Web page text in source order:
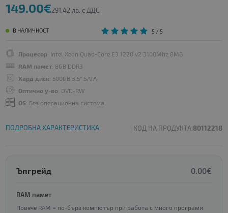
149.00€291.42 лв. с ДДС
В НАЛИЧНОСТ 5/ 5
Процесор: Intel Xeon Quad-Core E3 1220 v2 3100Mhz 8MB
RAM памет: 8GB DDR3
Хард диск: 500GB 3.5" SATA
Оптично у-во: DVD-RW
OS: Без операционна система
ПОДРОБНА ХАРАКТЕРИСТИКА КОД НА ПРОДУКТА:80112218
Ъпгрейд 0.00€
RAM памет
Повече RAM = по-бърз компютър при работа с много програми